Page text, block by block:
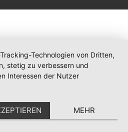
Technologien von Dritten,
stetig zu verbessern und
Interessen der Nutzer
MEHR